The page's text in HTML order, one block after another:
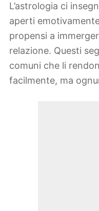
L’astrologia ci
aperti
propensi a
relazione. Questi
comuni che li
facilmente, ma